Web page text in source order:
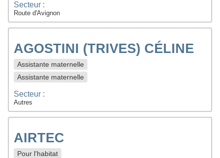
Secteur :
Route d'Avignon
AGOSTINI (TRIVES) CÉLINE
Assistante maternelle
Assistante maternelle
Secteur :
Autres
AIRTEC
Pour l'habitat